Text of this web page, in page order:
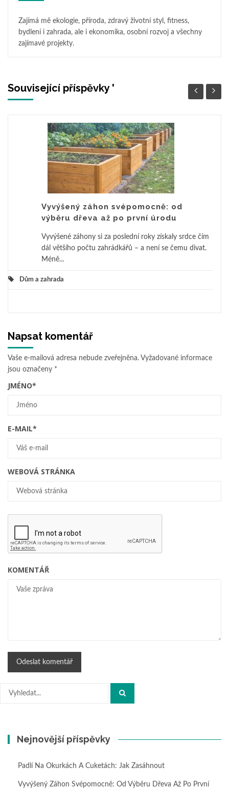
Zajímá mě ekologie, příroda, zdravý životní styl, fitness,
bydlení i zahrada, ale i ekonomika, osobní rozvoj a všechny
zajímavé projekty.
Související příspěvky '
Vyvýšený záhon svépomocně: od
výběru dřeva až po první úrodu
Vyvýšené záhony si za poslední roky získaly srdce čím
dál většího počtu zahrádkářů – a není se čemu divat.
Méně...
Dům a zahrada
Napsat komentář
Vaše e-mailová adresa nebude zveřejněna. Vyžadované informace
jsou označeny *
JMÉNO*
E-MAIL*
WEBOVÁ STRÁNKA
KOMENTÁŘ
Hledat:
Nejnovější příspěvky
Padlí Na Okurkách A Cuketách: Jak Zasáhnout
Vyvýšený Záhon Svépomocně: Od Výběru Dřeva Až Po První